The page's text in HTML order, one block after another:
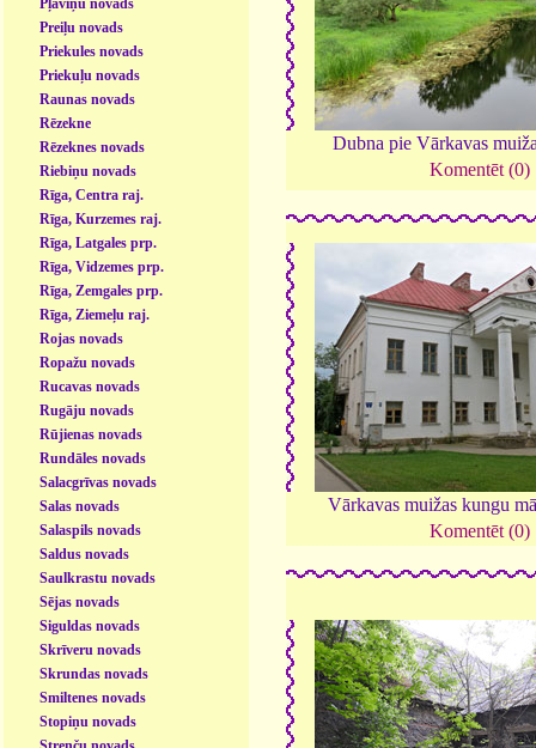
Preiļu novads
Priekules novads
Priekuļu novads
Raunas novads
Rēzekne
Rēzeknes novads
Riebiņu novads
Rīga, Centra raj.
Rīga, Kurzemes raj.
Rīga, Latgales prp.
Rīga, Vidzemes prp.
Rīga, Zemgales prp.
Rīga, Ziemeļu raj.
Rojas novads
Ropažu novads
Rucavas novads
Rugāju novads
Rūjienas novads
Rundāles novads
Salacgrīvas novads
Salas novads
Salaspils novads
Saldus novads
Saulkrastu novads
Sējas novads
Siguldas novads
Skrīveru novads
Skrundas novads
Smiltenes novads
Stopiņu novads
Dubna pie Vārkavas
Komentēt (0)
Vārkavas muižas kungu
Komentēt (0)